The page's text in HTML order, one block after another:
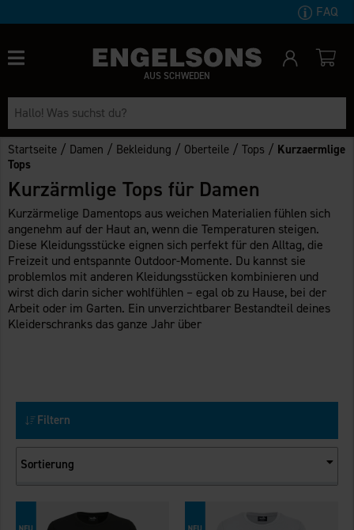
FAQ
AUS SCHWEDEN
Startseite / Damen / Bekleidung / Oberteile /Tops / Kurzaermlige
Tops
Kurzärmlige Tops für Damen
Kurzärmelige Damentops aus weichen Materialien fühlen sich
angenehm auf der Haut an, wenn die Temperaturen steigen.
Diese Kleidungsstücke eignen sich perfekt für den Alltag, die
Freizeit und entspannte Outdoor-Momente. Du kannst sie
problemlos mit anderen Kleidungsstücken kombinieren und
wirst dich darin sicher wohlfühlen – egal ob zu Hause, bei der
Arbeit oder im Garten. Ein unverzichtbarer Bestandteil deines
Kleiderschranks das ganze Jahr über
Filtern
Sortierung